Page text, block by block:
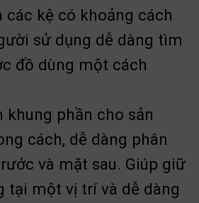
các kệ có khoảng cách
sử dụng dễ dàng tìm
đồ dùng một cách
khung phần cho sản
cách, dễ dàng phân
và mặt sau. Giúp giữ
tại một vị trí và dễ dàng